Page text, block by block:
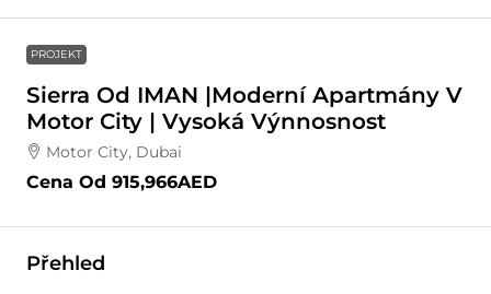
PROJEKT
Sierra Od IMAN |Moderní Apartmány V
Motor City | Vysoká Výnnosnost
Motor City, Dubai
Cena Od 915,966AED
Přehled